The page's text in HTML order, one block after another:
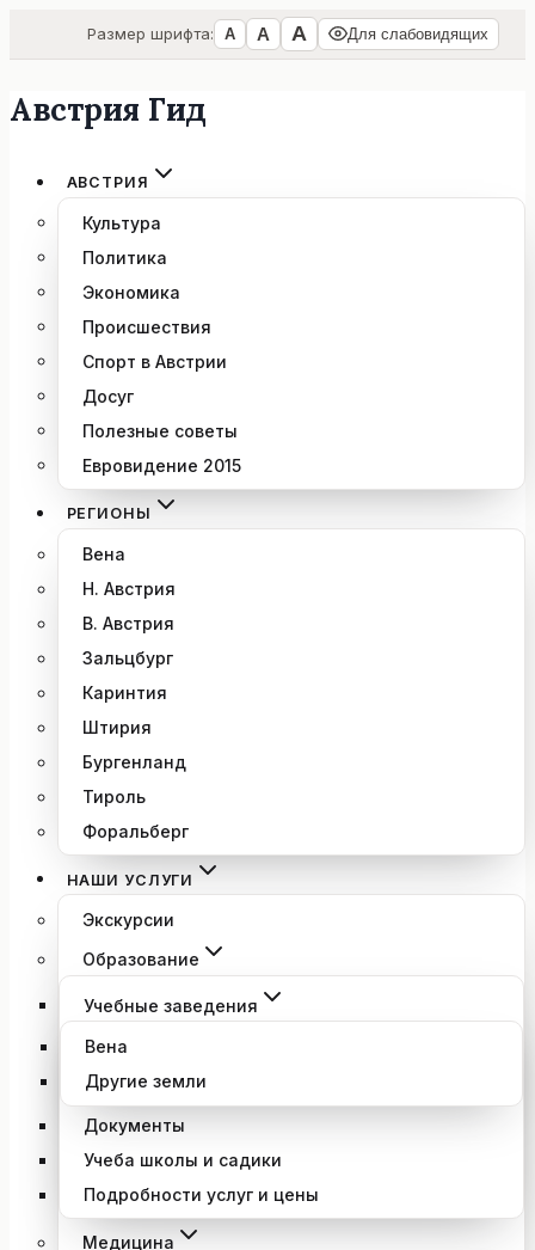
Размер шрифта: А А А Для слабовидящих
Перейти
содержимому
Австрия Гид
АВСТРИЯ
Культура
Политика
Экономика
Происшествия
Спорт в Австрии
Досуг
Полезные советы
Евровидение 2015
РЕГИОНЫ
Вена
Н. Австрия
В. Австрия
Зальцбург
Каринтия
Штирия
Бургенланд
Тироль
Форальберг
НАШИ УСЛУГИ
Экскурсии
Образование
Учебные заведения
Вена
Другие земли
Документы
Учеба школы и садики
Подробности услуг и цены
Медицина